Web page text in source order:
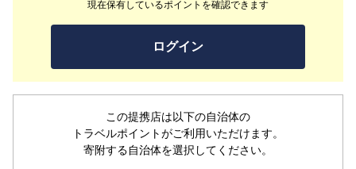
現在保有しているポイントを確認できます
ログイン
この提携店は以下の自治体の
トラベルポイントがご利用いただけます。
寄附する自治体を選択してください。